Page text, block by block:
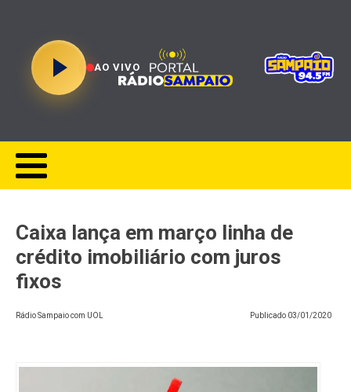
AO VIVO
Caixa lança em março linha de
crédito imobiliário com juros
fixos
Rádio Sampaio com UOL Publicado 03/01/2020